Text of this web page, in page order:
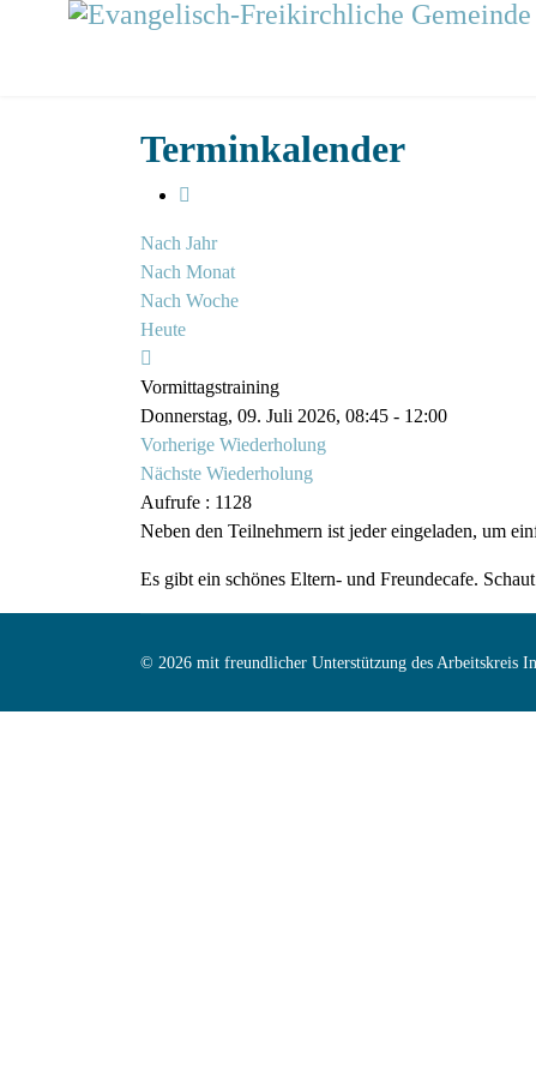
Terminkalender
Nach Jahr
Nach Monat
Nach Woche
Heute
Vormittagstraining
Donnerstag, 09. Juli 2026, 08:45 - 12:00
Vorherige Wiederholung
Nächste Wiederholung
Aufrufe : 1128
Neben den Teilnehmern ist jeder eingeladen, um
Es gibt ein schönes Eltern- und Freundecafe.
© 2026 mit freundlicher Unterstützung des Arbeitskreis